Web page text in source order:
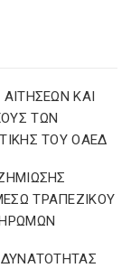
ΚΑΙ
ΤΩΝ
ΤΟΥ ΟΑΕΔ
ΤΡΑΠΕΖΙΚΟΥ